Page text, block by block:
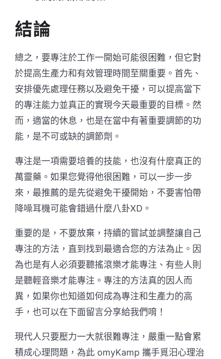
結論
總之，要專注於工作一開始可能很困難，但它對
於提高生產力和有效管理時間至關重要。首先、
安排優先處理任務以及避免干擾，可以提高當下
的專注能力並真正的實現今天最重要的目標。然
而，適當的休息，也是在當中有著重要調節的功
能，是不可或缺的調節劑。
專注是一項需要培養的技能，也沒有什麼真正的
萬靈藥。如果您覺得他很困難，可以一步一步
來，最推薦的是先從避免干擾開始，不要害怕帶
降噪耳機可能會錯過什麼八卦XD。
重要的是，不要放棄，持續的嘗試並調整讓自己
專注的方法，直到找到最適合您的方法為止。因
為也是有人必須要聽搖滾樂才能專注、有些人則
是聽輕音樂才能專注。專注的方法真的因人而
異，如果你也知道如何成為專注和生產力的高
手，也可以在下面留言分享給我們唷！
現代人只要壓力一大就很難專注，嚴重一點會累
積成心理問題，為此 omyKamp 攜手覓汨心理治